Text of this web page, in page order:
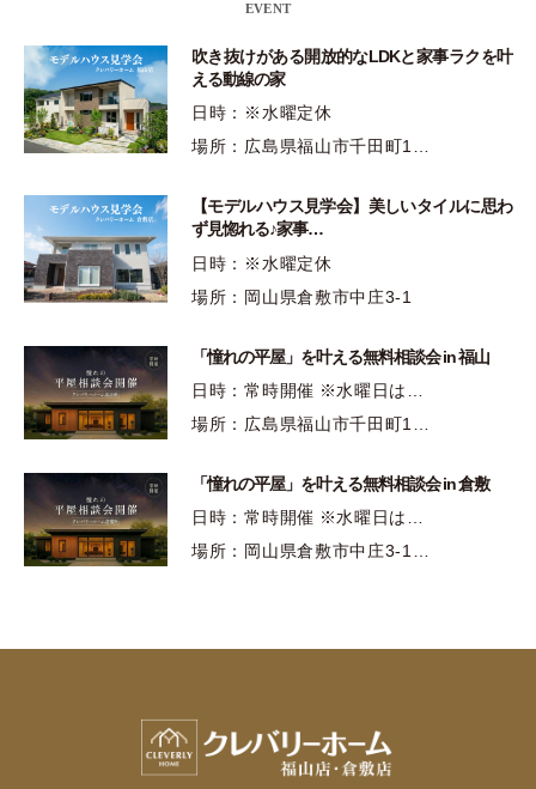
EVENT
吹き抜けがある開放的なLDKと家事ラクを叶
える動線の家
日時：※水曜定休
場所：広島県福山市千田町1…
【モデルハウス見学会】美しいタイルに思わ
ず見惚れる♪家事…
日時：※水曜定休
場所：岡山県倉敷市中庄3-1
「憧れの平屋」を叶える無料相談会 in 福山
日時：常時開催 ※水曜日は…
場所：広島県福山市千田町1…
「憧れの平屋」を叶える無料相談会 in 倉敷
日時：常時開催 ※水曜日は…
場所：岡山県倉敷市中庄3-1…